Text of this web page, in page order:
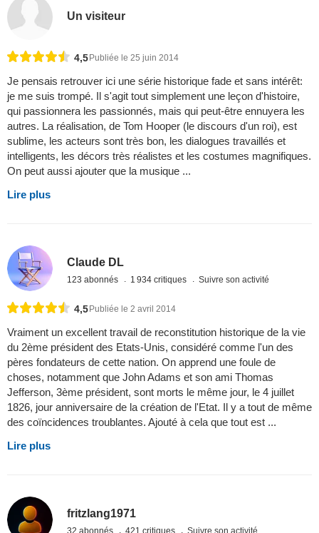
Un visiteur
4,5 Publiée le 25 juin 2014
Je pensais retrouver ici une série historique fade et sans intérêt:
je me suis trompé. Il s'agit tout simplement une leçon d'histoire,
qui passionnera les passionnés, mais qui peut-être ennuyera les
autres. La réalisation, de Tom Hooper (le discours d'un roi), est
sublime, les acteurs sont très bon, les dialogues travaillés et
intelligents, les décors très réalistes et les costumes magnifiques.
On peut aussi ajouter que la musique ...
Lire plus
Claude DL
123 abonnés 1 934 critiques Suivre son activité
4,5 Publiée le 2 avril 2014
Vraiment un excellent travail de reconstitution historique de la vie
du 2ème président des Etats-Unis, considéré comme l'un des
pères fondateurs de cette nation. On apprend une foule de
choses, notamment que John Adams et son ami Thomas
Jefferson, 3ème président, sont morts le même jour, le 4 juillet
1826, jour anniversaire de la création de l'Etat. Il y a tout de même
des coïncidences troublantes. Ajouté à cela que tout est ...
Lire plus
fritzlang1971
32 abonnés 421 critiques Suivre son activité